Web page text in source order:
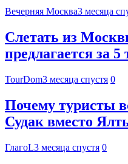
Вечерняя Москва3 месяца
Слетать из
предлагается за
TourDom3 месяца спустя 0
Почему туристы
Судак вместо
ГлагоL3 месяца спустя 0